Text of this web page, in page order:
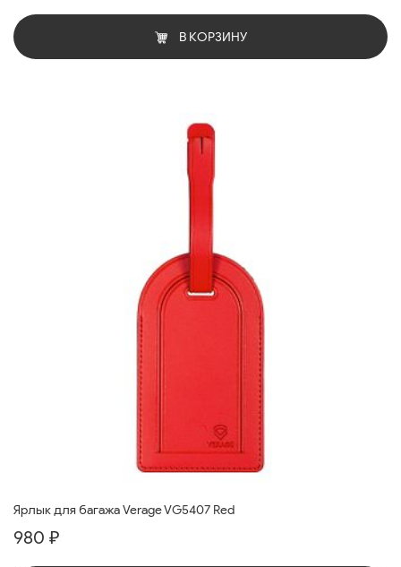
В КОРЗИНУ
Ярлык для багажа Verage VG5407 Red
980 ₽